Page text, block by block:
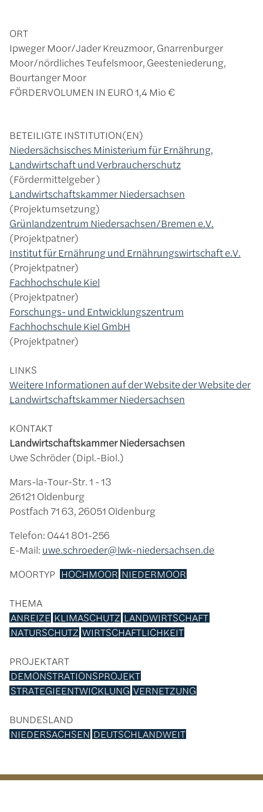
ORT
Ipweger Moor/Jader Kreuzmoor, Gnarrenburger
Moor/nördliches Teufelsmoor, Geesteniederung,
Bourtanger Moor
FÖRDERVOLUMEN IN EURO1,4 Mio €
BETEILIGTE INSTITUTION(EN)
Niedersächsisches Ministerium für Ernährung,
Landwirtschaft und Verbraucherschutz
Fördermittelgeber
Landwirtschaftskammer Niedersachsen
Projektumsetzung
Grünlandzentrum Niedersachsen/Bremen e.V.
Projektpatner
Institut für Ernährung und Ernährungswirtschaft e.V.
Projektpatner
Fachhochschule Kiel
Projektpatner
Forschungs- und Entwicklungszentrum
Fachhochschule Kiel GmbH
Projektpatner
LINKS
Weitere Informationen auf der Website der Website der
Landwirtschaftskammer Niedersachsen
KONTAKT
Landwirtschaftskammer Niedersachsen
Uwe Schröder (Dipl.-Biol.)
Mars-la-Tour-Str. 1 - 13
26121 Oldenburg
Postfach 71 63, 26051 Oldenburg
Telefon: 0441 801-256
E-Mail: uwe.schroeder@lwk-niedersachsen.de
MOORTYP HOCHMOOR NIEDERMOOR
THEMA
ANREIZE KLIMASCHUTZ LANDWIRTSCHAFT
NATURSCHUTZ WIRTSCHAFTLICHKEIT
PROJEKTART
DEMONSTRATIONSPROJEKT
STRATEGIEENTWICKLUNG VERNETZUNG
BUNDESLAND
NIEDERSACHSEN DEUTSCHLANDWEIT